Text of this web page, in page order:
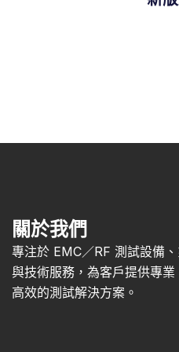
關於我們
專注於 EMC／RF 測試設備
與技術服務，為客戶提供專業
高效的測試解決方案。